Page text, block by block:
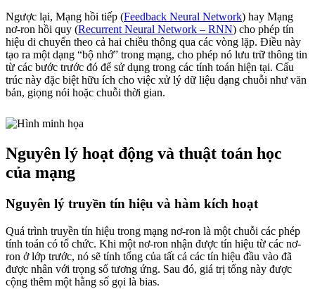
Ngược lại, Mạng hồi tiếp (Feedback Neural Network) hay Mạng
nơ-ron hồi quy (Recurrent Neural Network – RNN) cho phép tín
hiệu di chuyển theo cả hai chiều thông qua các vòng lặp. Điều này
tạo ra một dạng “bộ nhớ” trong mạng, cho phép nó lưu trữ thông tin
từ các bước trước đó để sử dụng trong các tính toán hiện tại. Cấu
trúc này đặc biệt hữu ích cho việc xử lý dữ liệu dạng chuỗi như văn
bản, giọng nói hoặc chuỗi thời gian.
Nguyên lý hoạt động và thuật toán học
của mạng
Nguyên lý truyền tín hiệu và hàm kích hoạt
Quá trình truyền tín hiệu trong mạng nơ-ron là một chuỗi các phép
tính toán có tổ chức. Khi một nơ-ron nhận được tín hiệu từ các nơ-
ron ở lớp trước, nó sẽ tính tổng của tất cả các tín hiệu đầu vào đã
được nhân với trọng số tương ứng. Sau đó, giá trị tổng này được
cộng thêm một hằng số gọi là bias.